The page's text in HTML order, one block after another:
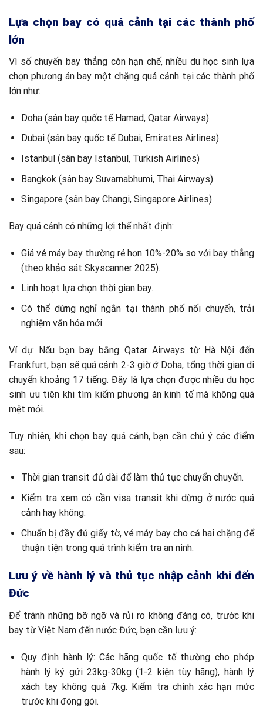
Lựa chọn bay có quá cảnh tại các thành phố
lớn
Vì số chuyến bay thẳng còn hạn chế, nhiều du học sinh lựa
chọn phương án bay một chặng quá cảnh tại các thành phố
lớn như:
Doha (sân bay quốc tế Hamad, Qatar Airways)
Dubai (sân bay quốc tế Dubai, Emirates Airlines)
Istanbul (sân bay Istanbul, Turkish Airlines)
Bangkok (sân bay Suvarnabhumi, Thai Airways)
Singapore (sân bay Changi, Singapore Airlines)
Bay quá cảnh có những lợi thế nhất định:
Giá vé máy bay thường rẻ hơn 10%-20% so với bay thẳng
(theo khảo sát Skyscanner 2025).
Linh hoạt lựa chọn thời gian bay.
Có thể dừng nghỉ ngắn tại thành phố nối chuyến, trải
nghiệm văn hóa mới.
Ví dụ: Nếu bạn bay bằng Qatar Airways từ Hà Nội đến
Frankfurt, bạn sẽ quá cảnh 2-3 giờ ở Doha, tổng thời gian di
chuyển khoảng 17 tiếng. Đây là lựa chọn được nhiều du học
sinh ưu tiên khi tìm kiếm phương án kinh tế mà không quá
mệt mỏi.
Tuy nhiên, khi chọn bay quá cảnh, bạn cần chú ý các điểm
sau:
Thời gian transit đủ dài để làm thủ tục chuyển chuyến.
Kiểm tra xem có cần visa transit khi dừng ở nước quá
cảnh hay không.
Chuẩn bị đầy đủ giấy tờ, vé máy bay cho cả hai chặng để
thuận tiện trong quá trình kiểm tra an ninh.
Lưu ý về hành lý và thủ tục nhập cảnh khi đến
Đức
Để tránh những bỡ ngỡ và rủi ro không đáng có, trước khi
bay từ Việt Nam đến nước Đức, bạn cần lưu ý:
Quy định hành lý: Các hãng quốc tế thường cho phép
hành lý ký gửi 23kg-30kg (1-2 kiện tùy hãng), hành lý
xách tay không quá 7kg. Kiểm tra chính xác hạn mức
trước khi đóng gói.